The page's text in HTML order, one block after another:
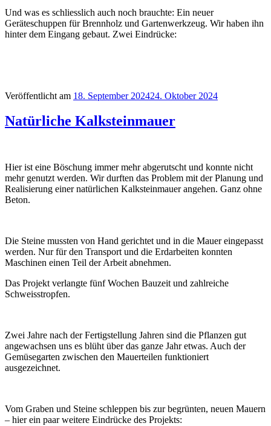
Und was es schliesslich auch noch brauchte: Ein neuer
Geräteschuppen für Brennholz und Gartenwerkzeug. Wir haben ihn
hinter dem Eingang gebaut. Zwei Eindrücke:
Veröffentlicht am 18. September 202424. Oktober 2024
Natürliche Kalksteinmauer
Hier ist eine Böschung immer mehr abgerutscht und konnte nicht
mehr genutzt werden. Wir durften das Problem mit der Planung und
Realisierung einer natürlichen Kalksteinmauer angehen. Ganz ohne
Beton.
Die Steine mussten von Hand gerichtet und in die Mauer eingepasst
werden. Nur für den Transport und die Erdarbeiten konnten
Maschinen einen Teil der Arbeit abnehmen.
Das Projekt verlangte fünf Wochen Bauzeit und zahlreiche
Schweisstropfen.
Zwei Jahre nach der Fertigstellung Jahren sind die Pflanzen gut
angewachsen uns es blüht über das ganze Jahr etwas. Auch der
Gemüsegarten zwischen den Mauerteilen funktioniert
ausgezeichnet.
Vom Graben und Steine schleppen bis zur begrünten, neuen Mauern
– hier ein paar weitere Eindrücke des Projekts: